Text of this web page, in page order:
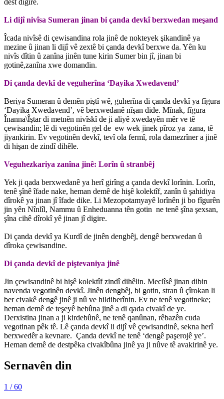
Li dijî nivîsa Sumeran jinan bi çanda devkî berxwedan meşand
Îcada nivîsê di çewisandina rola jinê de nokteyek şikandinê ya
mezine û jinan li dijî vê zextê bi çanda devkî berxwe da. Yên ku
nivîs dîtin û zanîna jinên tune kirin Sumer bin jî, jinan bi
gotinê,zanîna xwe domandin.
Di çanda devkî de veguherîna ‘Dayika Xwedavend’
Beriya Sumeran û demên piştî wê, guherîna di çanda devkî ya fîgura
‘Dayika Xwedavend’, vê berxwedanê nîşan dide. Mînak, fîgura
Înanna\Îştar di metnên nivîskî de ji aliyê xwedayên mêr ve tê
çewisandin; lê di vegotinên gel de ew wek jinek pîroz ya zana, tê
jiyankirin. Ev vegotinên devkî, tevî ola fermî, rola damezrîner a jinê
di hişan de zindî dihêle.
Veguhezkariya zanîna jinê: Lorîn û stranbêj
Yek ji qada berxwedanê ya herî girîng a çanda devkî lorînin. Lorîn,
tenê şînê îfade nake, heman demê de hişê kolektîf, zanîn û şahidiya
dîrokê ya jinan jî îfade dike. Li Mezopotamyayê lorînên ji bo fîgurên
jin yên Nînlîl, Nammu û Enheduanna tên gotin ne tenê şîna şexsan,
şîna cihê dîrokî yê jinan jî digire.
Di çanda devkî ya Kurdî de jinên dengbêj, dengê berxwedan û
dîroka çewisandine.
Di çanda devkî de piştevaniya jinê
Jin çewisandinê bi hişê kolektîf zindî dihêlin. Meclîsê jinan dibin
navenda vegotinên devkî. Jinên dengbêj, bi gotin, stran û çîrokan li
ber civakê dengê jinê ji nû ve hildiberînin. Ev ne tenê vegotineke;
heman demê de teşeyê hebûna jinê a di qada civakî de ye.
Derxistina jinan a ji kirdebûnê, ne tenê qanûnan, rêbazên cuda
vegotinan pêk tê. Lê çanda devkî li dijî vê çewisandinê, sekna herî
berxwedêr a kevnare. Çanda devkî ne tenê ‘dengê paşerojê ye’.
Heman demê de destpêka civakîbûna jinê ya ji nûve tê avakirinê ye.
Sernavên din
1 / 60